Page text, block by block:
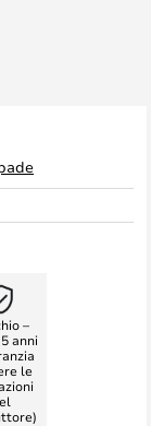
–
anni
le